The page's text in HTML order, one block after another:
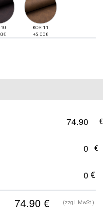
10
KOS-11
+5.00€
(zzgl. MwSt.)